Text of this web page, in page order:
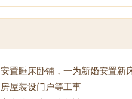
安置睡床卧铺，一为新婚安置新
房屋装设门户等工事